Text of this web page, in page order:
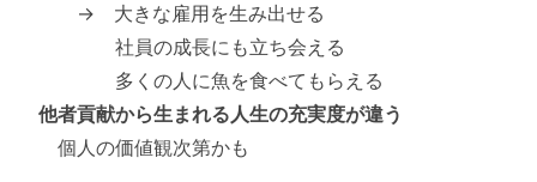
→ 大きな雇用を生み出せる
社員の成長にも立ち会える
多くの人に魚を食べてもらえる
他者貢献から生まれる人生の充実度が違う
個人の価値観次第かも